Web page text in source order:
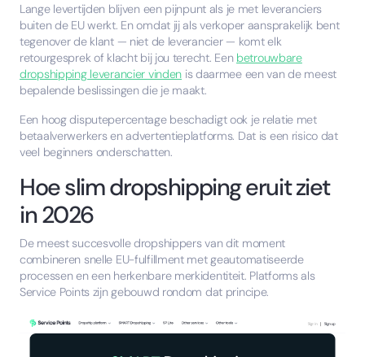
Lange levertijden blijven een pijnpunt als je met leveranciers
buiten de EU werkt. En omdat jij als verkoper aansprakelijk bent
tegenover de klant — niet de leverancier — komt elk
retourgesprek of klacht bij jou terecht. Een betrouwbare
dropshipping leverancier vinden is daarmee een van de meest
bepalende beslissingen die je maakt.
Een hoog disputepercentage beschadigt ook je relatie met
betaalverwerkers en advertentieplatforms. Dat is een risico dat
veel beginners onderschatten.
Hoe slim dropshipping eruit ziet
in 2026
De meest succesvolle dropshippers van dit moment
combineren snelle EU-fulfillment met geautomatiseerde
processen en een herkenbare merkidentiteit. Platforms als
Service Points zijn gebouwd rondom dat principe.